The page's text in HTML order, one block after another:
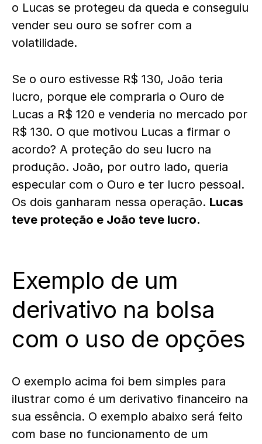
o Lucas se protegeu da queda e conseguiu
vender seu ouro se sofrer com a
volatilidade.
Se o ouro estivesse R$ 130, João teria
lucro, porque ele compraria o Ouro de
Lucas a R$ 120 e venderia no mercado por
R$ 130. O que motivou Lucas a firmar o
acordo? A proteção do seu lucro na
produção. João, por outro lado, queria
especular com o Ouro e ter lucro pessoal.
Os dois ganharam nessa operação. Lucas
teve proteção e João teve lucro.
Exemplo de um
derivativo na bolsa
com o uso de opções
O exemplo acima foi bem simples para
ilustrar como é um derivativo financeiro na
sua essência. O exemplo abaixo será feito
com base no funcionamento de um